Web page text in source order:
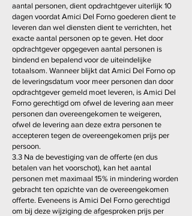
aantal personen, dient opdrachtgever uiterlijk 10
dagen voordat Amici Del Forno goederen dient te
leveren dan wel diensten dient te verrichten, het
exacte aantal personen op te geven. Het door
opdrachtgever opgegeven aantal personen is
bindend en bepalend voor de uiteindelijke
totaalsom. Wanneer blijkt dat Amici Del Forno op
de leveringsdatum voor meer personen dan door
opdrachtgever gemeld moet leveren, is Amici Del
Forno gerechtigd om ofwel de levering aan meer
personen dan overeengekomen te weigeren,
ofwel de levering aan deze extra personen te
accepteren tegen de overeengekomen prijs per
persoon.
3.3 Na de bevestiging van de offerte (en dus
betalen van het voorschot), kan het aantal
personen met maximaal 15% in mindering worden
gebracht ten opzichte van de overeengekomen
offerte. Eveneens is Amici Del Forno gerechtigd
om bij deze wijziging de afgesproken prijs per